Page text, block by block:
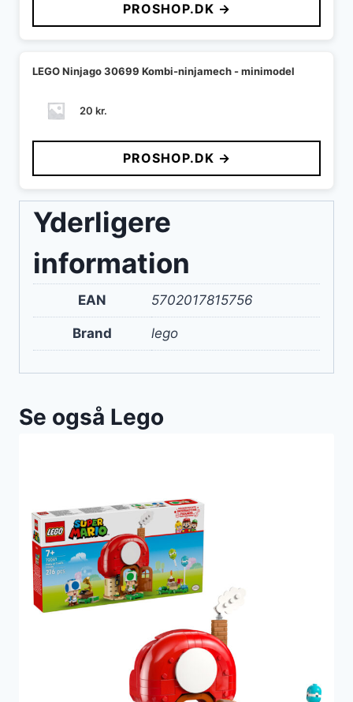
PROSHOP.DK →
LEGO Ninjago 30699 Kombi-ninjamech - minimodel
20 kr.
PROSHOP.DK →
Yderligere
information
EAN 5702017815756
Brand lego
Se også Lego